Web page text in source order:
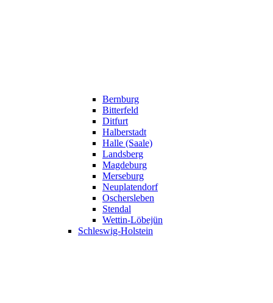
Bernburg
Bitterfeld
Ditfurt
Halberstadt
Halle (Saale)
Landsberg
Magdeburg
Merseburg
Neuplatendorf
Oschersleben
Stendal
Wettin-Löbejün
Schleswig-Holstein